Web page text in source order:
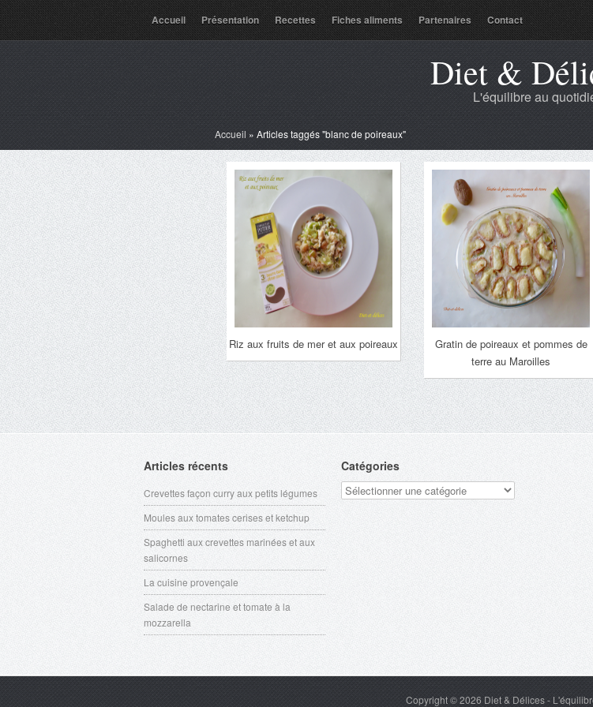
Accueil Présentation Recettes Fiches aliments Partenaires Contact
Diet &
L'équilibre au
Accueil » Articles taggés "blanc de poireaux"
Riz aux fruits de mer et aux poireaux
Gratin de poireaux et pommes de
terre au Maroilles
Articles récents
Crevettes façon curry aux petits légumes
Moules aux tomates cerises et ketchup
Spaghetti aux crevettes marinées et aux
salicornes
La cuisine provençale
Salade de nectarine et tomate à la
mozzarella
Catégories
Catégories
Copyright © 2026 Diet & Délices-